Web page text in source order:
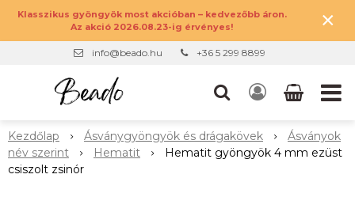
Klasszikus gyöngyök most akcióban – kedvezőbb áron.
Az akció 2026.08.23-ig érvényes!
×
info@beado.hu +36 5 299 8899
Kezdőlap Ásványgyöngyök és drágakövek
Ásványok
név szerint
Hematit
Hematit gyöngyök 4 mm ezüst
csiszolt zsinór